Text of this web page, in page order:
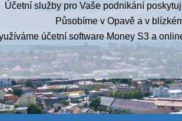
Účetní služby pro Vaše podnikání
Působíme v Opavě a v
účetní software Money S3 a